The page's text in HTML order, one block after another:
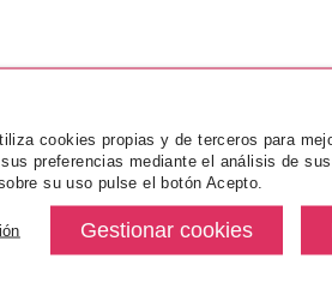
cookies propias y de terceros para
preferencias mediante el análisis de
su uso pulse el botón Acepto.